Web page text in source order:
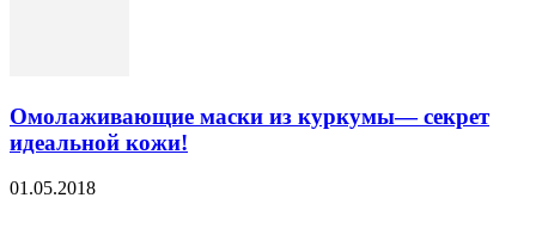
Омолаживающие маски из куркумы— секрет
идеальной кожи!
01.05.2018